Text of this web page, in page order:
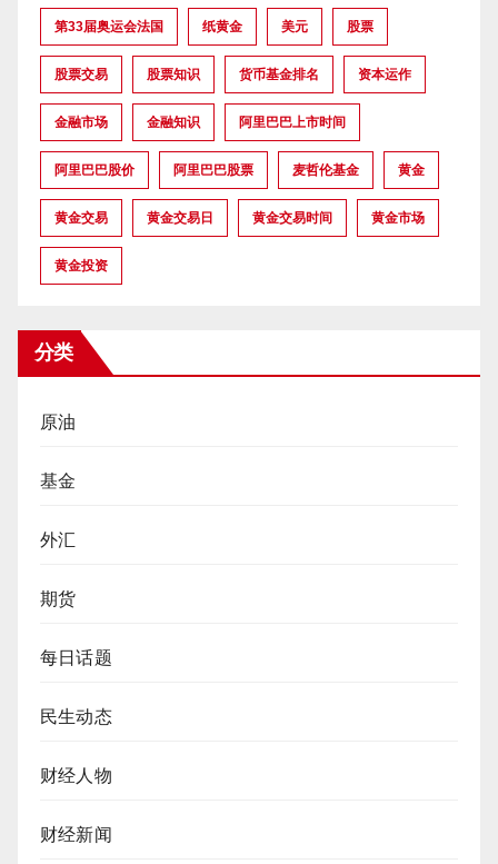
第33届奥运会法国 纸黄金 美元 股票
股票交易 股票知识 货币基金排名 资本运作
金融市场 金融知识 阿里巴巴上市时间
阿里巴巴股价 阿里巴巴股票 麦哲伦基金 黄金
黄金交易 黄金交易日 黄金交易时间 黄金市场
黄金投资
分类
原油
基金
外汇
期货
每日话题
民生动态
财经人物
财经新闻